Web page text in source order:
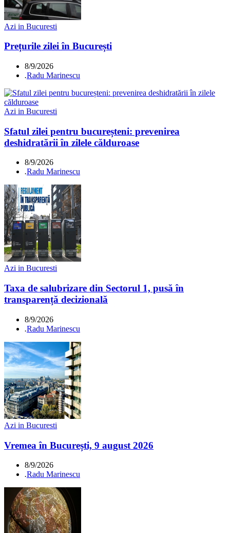
Azi in Bucuresti
Prețurile zilei în București
8/9/2026
.Radu Marinescu
Azi in Bucuresti
Sfatul zilei pentru bucureșteni: prevenirea
deshidratării în zilele călduroase
8/9/2026
.Radu Marinescu
Azi in Bucuresti
Taxa de salubrizare din Sectorul 1, pusă în
transparență decizională
8/9/2026
.Radu Marinescu
Azi in Bucuresti
Vremea în București, 9 august 2026
8/9/2026
.Radu Marinescu